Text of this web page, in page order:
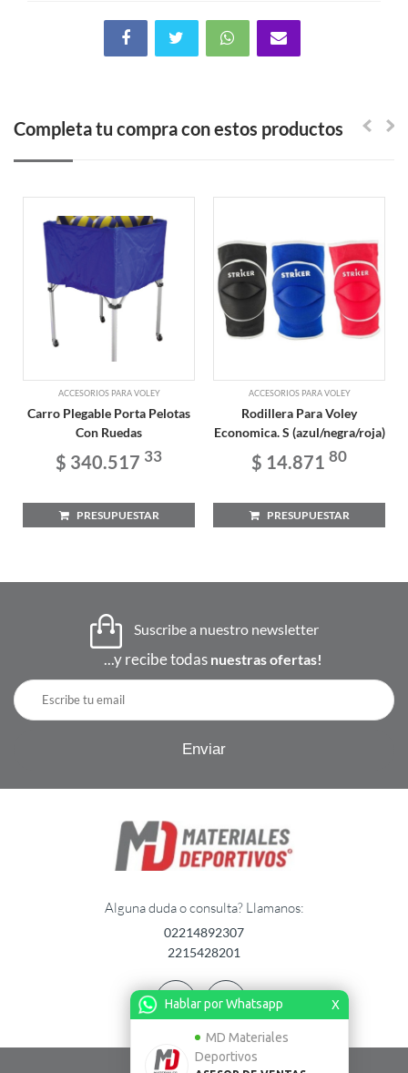
Hablar por Whatsapp X
MD Materiales
Deportivos
Completa tu compra con estos productos
ACCESORIOS PARA VOLEY
Carro Plegable Porta Pelotas
Con Ruedas
$ 340.517 33
PRESUPUESTAR
ACCESORIOS PARA VOLEY
Rodillera Para Voley
Economica. S (azul/negra/roja)
$ 14.871 80
PRESUPUESTAR
Suscribe a nuestro newsletter
...y recibe todas nuestras ofertas!
Alguna duda o consulta? Llamanos:
02214892307
2215428201